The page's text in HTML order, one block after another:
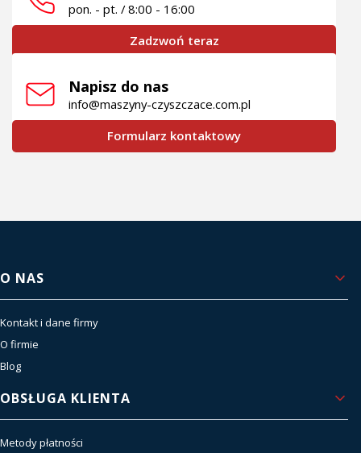
pon. - pt. / 8:00 - 16:00
Zadzwoń teraz
Napisz do nas
info@maszyny-czyszczace.com.pl
Formularz kontaktowy
Linki w stopce
O NAS
Kontakt i dane firmy
O firmie
Blog
OBSŁUGA KLIENTA
Metody płatności